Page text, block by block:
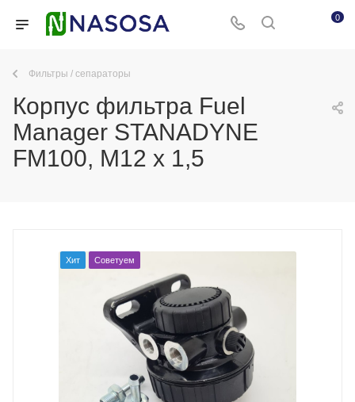
0
Фильтры / сепараторы
Корпус фильтра Fuel
Manager STANADYNE
FM100, М12 х 1,5
Хит Советуем